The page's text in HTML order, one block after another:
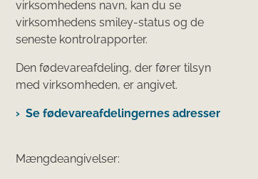
virksomhedens navn, kan du se
virksomhedens smiley-status og de
seneste kontrolrapporter.
Den fødevareafdeling, der fører tilsyn
med virksomheden, er angivet.
Se fødevareafdelingernes adresser
Mængdeangivelser: